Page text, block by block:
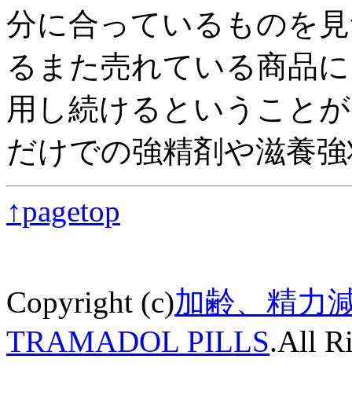
分に合っているものを
るまた売れている商品
用し続けるということ
だけでの強精剤や滋養
↑pagetop
Copyright (c)加齢、精力
TRAMADOL PILLS.All